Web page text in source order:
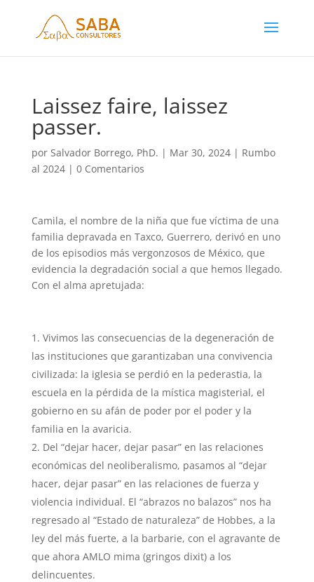
Laissez faire, laissez
passer.
por Salvador Borrego, PhD. | Mar 30, 2024| Rumbo
al 2024| 0 Comentarios
Camila, el nombre de la niña que fue víctima de una
familia depravada en Taxco, Guerrero, derivó en uno
de los episodios más vergonzosos de México, que
evidencia la degradación social a que hemos llegado.
Con el alma apretujada:
Vivimos las consecuencias de la degeneración de
las instituciones que garantizaban una convivencia
civilizada: la iglesia se perdió en la pederastia, la
escuela en la pérdida de la mística magisterial, el
gobierno en su afán de poder por el poder y la
familia en la avaricia.
Del “dejar hacer, dejar pasar” en las relaciones
económicas del neoliberalismo, pasamos al “dejar
hacer, dejar pasar” en las relaciones de fuerza y
violencia individual. El “abrazos no balazos” nos ha
regresado al “Estado de naturaleza” de Hobbes, a la
ley del más fuerte, a la barbarie, con el agravante de
que ahora AMLO mima (gringos dixit) a los
delincuentes.